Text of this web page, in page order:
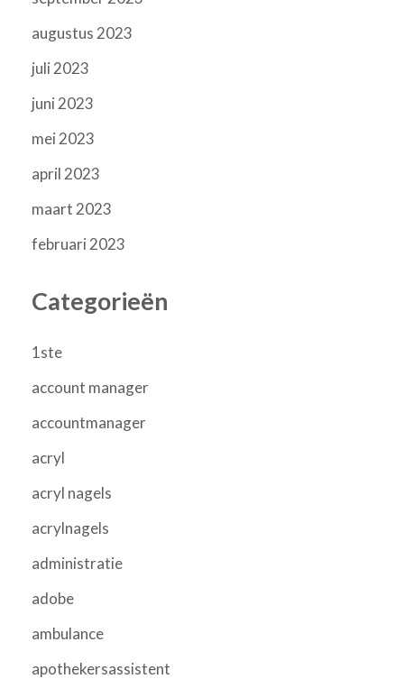
augustus 2023
juli 2023
juni 2023
mei 2023
april 2023
maart 2023
februari 2023
Categorieën
1ste
account manager
accountmanager
acryl
acryl nagels
acrylnagels
administratie
adobe
ambulance
apothekersassistent